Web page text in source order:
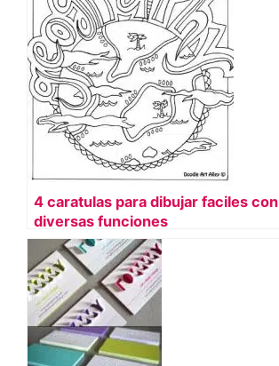
4 caratulas para dibujar faciles con
diversas funciones